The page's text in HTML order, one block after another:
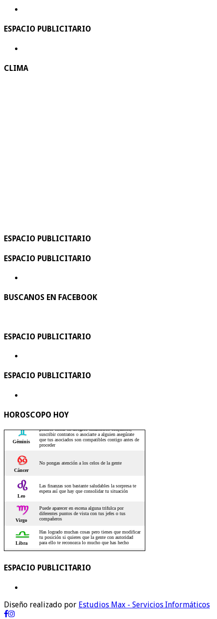
ESPACIO PUBLICITARIO
CLIMA
ESPACIO PUBLICITARIO
ESPACIO PUBLICITARIO
BUSCANOS EN FACEBOOK
ESPACIO PUBLICITARIO
ESPACIO PUBLICITARIO
HOROSCOPO HOY
ESPACIO PUBLICITARIO
Diseño realizado por Estudios Max - Servicios Informáticos